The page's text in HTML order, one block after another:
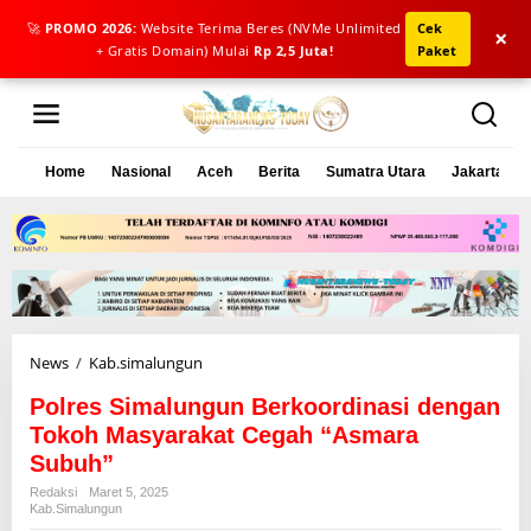
🚀 PROMO 2026: Website Terima Beres (NVMe Unlimited
+ Gratis Domain) Mulai Rp 2,5 Juta!
Cek
Paket
×
L
Home Nasional Aceh Berita Sumatra Utara Jakarta
News / Kab.simalungun
l
r
Polres Simalungun Berkoordinasi dengan
Tokoh Masyarakat Cegah “Asmara
Subuh”
Redaksi
Maret 5, 2025
Kab.simalungun